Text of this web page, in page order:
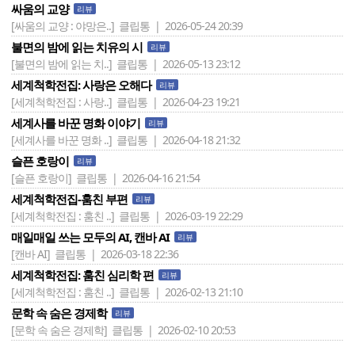
싸움의 교양 리뷰
[싸움의 교양 : 야망은..] 클립통 | 2026-05-24 20:39
불면의 밤에 읽는 치유의 시 리뷰
[불면의 밤에 읽는 치..] 클립통 | 2026-05-13 23:12
세계척학전집: 사랑은 오해다 리뷰
[세계척학전집 : 사랑..] 클립통 | 2026-04-23 19:21
세계사를 바꾼 명화 이야기 리뷰
[세계사를 바꾼 명화 ..] 클립통 | 2026-04-18 21:32
슬픈 호랑이 리뷰
[슬픈 호랑이] 클립통 | 2026-04-16 21:54
세계척학전집-훔친 부편 리뷰
[세계척학전집 : 훔친 ..] 클립통 | 2026-03-19 22:29
매일매일 쓰는 모두의 AI, 캔바 AI 리뷰
[캔바 AI] 클립통 | 2026-03-18 22:36
세계척학전집: 훔친 심리학 편 리뷰
[세계척학전집 : 훔친 ..] 클립통 | 2026-02-13 21:10
문학 속 숨은 경제학 리뷰
[문학 속 숨은 경제학] 클립통 | 2026-02-10 20:53